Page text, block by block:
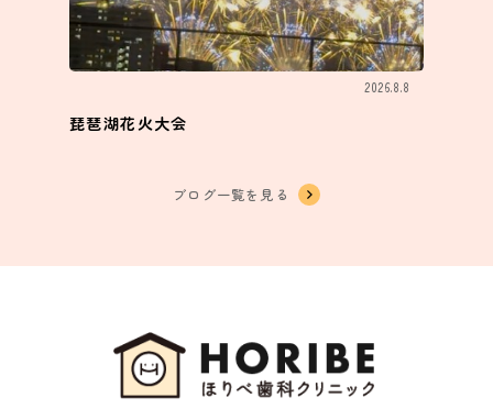
2026.8.8
琵琶湖花火大会
ブログ一覧を見る